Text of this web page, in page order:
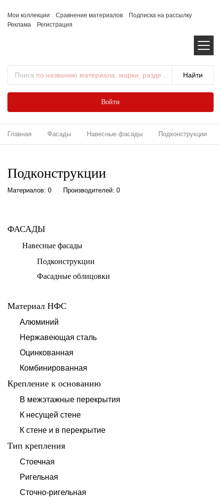
Мои коллекции Сравнение материалов
Подписка на рассылку
Реклама
Регистрация
Поиск по названию материала, марки, раздела...
Войти
Главная Фасады Навесные фасады Подконструкции
Подконструкции
Материалов: 0 Производителей: 0
ФАСАДЫ
Навесные фасады
Подконструкции
Фасадные облицовки
Материал НФС
Алюминий
Нержавеющая сталь
Оцинкованная
Комбинированная
Крепление к основанию
В межэтажные перекрытия
К несущей стене
К стене и в перекрытие
Тип крепления
Стоечная
Ригельная
Сточно-ригельная